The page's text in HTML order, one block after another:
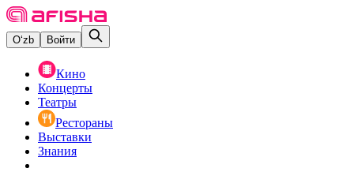
O‘zb Войти
Кино
Концерты
Театры
Рестораны
Выставки
Знания